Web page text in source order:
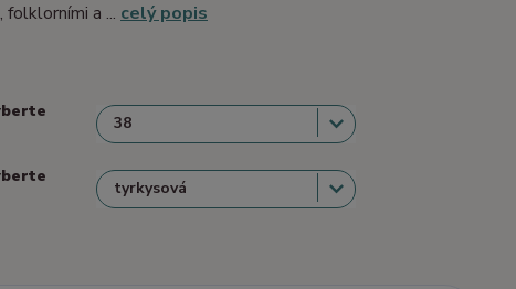
folklorními a ... celý popis